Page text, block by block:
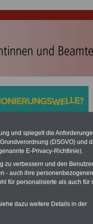
und Beamte,
und Professoren sowie
ab 1. Februar 2025
von Selbsthilfeeinrichtungen
und spiegelt die
(DSGVO) und
E-Privacy-Richtlinie).
zu verbessern und den
- auch ihre
für personalisierte als auch für
dazu weitere Details in der